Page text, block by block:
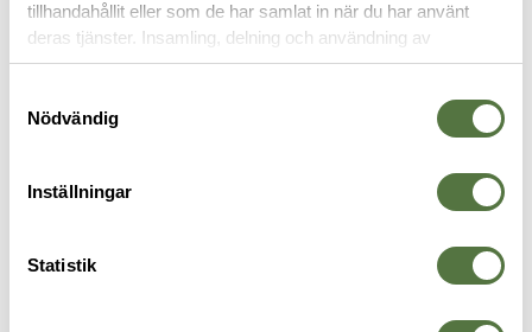
tillhandahållit eller som de har samlat in när du har använt
deras tjänster. Insamling, delning och användning av
personuppgifter kan användas för personalisering av
Nödvändig
Inställningar
Statistik
OM VARUMÄRKET